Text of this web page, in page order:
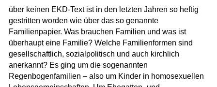
über keinen EKD-Text ist in den letzten Jahren so heftig
gestritten worden wie über das so genannte
Familienpapier. Was brauchen Familien und was ist
überhaupt eine Familie? Welche Familienformen sind
gesellschaftlich, sozialpolitisch und auch kirchlich
anerkannt? Es ging um die sogenannten
Regenbogenfamilien – also um Kinder in homosexuellen